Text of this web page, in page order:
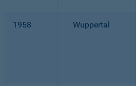
1958 Wuppertal